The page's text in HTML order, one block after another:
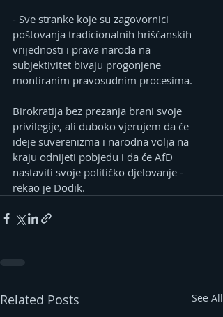
- Sve stranke koje su zagovornici
poštovanja tradicionalnih hrišćanskih
vrijednosti i prava naroda na
subjektivitet bivaju progonjene
montiranim pravosudnim procesima.
Birokratija bez prezanja brani svoje
privilegije, ali duboko vjerujem da će
ideje suverenizma i narodna volja na
kraju odnijeti pobjedu i da će AfD
nastaviti svoje političko djelovanje -
rekao je Dodik.
Related Posts See All